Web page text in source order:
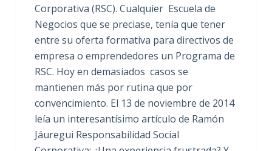
Corporativa (RSC). Cualquier Escuela de
Negocios que se preciase, tenía que tener
entre su oferta formativa para directivos de
empresa o emprendedores un Programa de
RSC. Hoy en demasiados casos se
mantienen más por rutina que por
convencimiento. El 13 de noviembre de 2014
leía un interesantísimo artículo de Ramón
Jáuregui Responsabilidad Social